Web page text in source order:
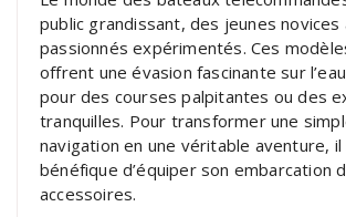
public grandissant, des jeunes novices
passionnés expérimentés. Ces
offrent une évasion fascinante sur
pour des courses palpitantes ou des
tranquilles. Pour transformer une
navigation en une véritable aventure, il
bénéfique d’équiper son embarcation
accessoires.